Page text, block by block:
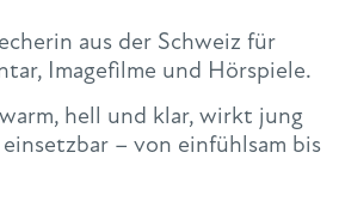
aus der Schweiz für
Imagefilme und Hörspiele.
hell und klar, wirkt jung
– von einfühlsam bis